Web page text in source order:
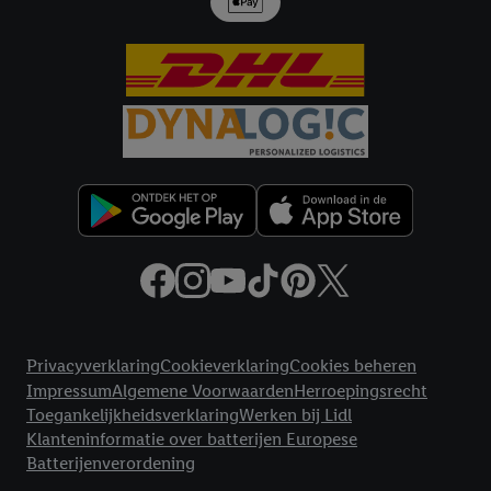
PrivacyverklaringCookieverklaringCookies beheren
ImpressumAlgemene VoorwaardenHerroepingsrecht
ToegankelijkheidsverklaringWerken bij Lidl
Klanteninformatie over batterijen Europese
Batterijenverordening
met eventuele andere identifiers of met identifiers waarover
Onder "Aanpassen" kun je aangeven met welke cookies en
vergelijkbare technieken en met welke verwerkingsdoeleinden
je instemt. Verder kan je er meer informatie vinden over de
gegevensverwerking.
technisch noodzakelijke cookies en vergelijkbare technieken
worden gebruikt.
voor alle bovengenoemde doeleinden. Meer informatie,
inclusief over de opslagperiode van de gegevens en je recht om
website hier.Klikhiervoor meer informatie over de cookies die
wij inzetten.